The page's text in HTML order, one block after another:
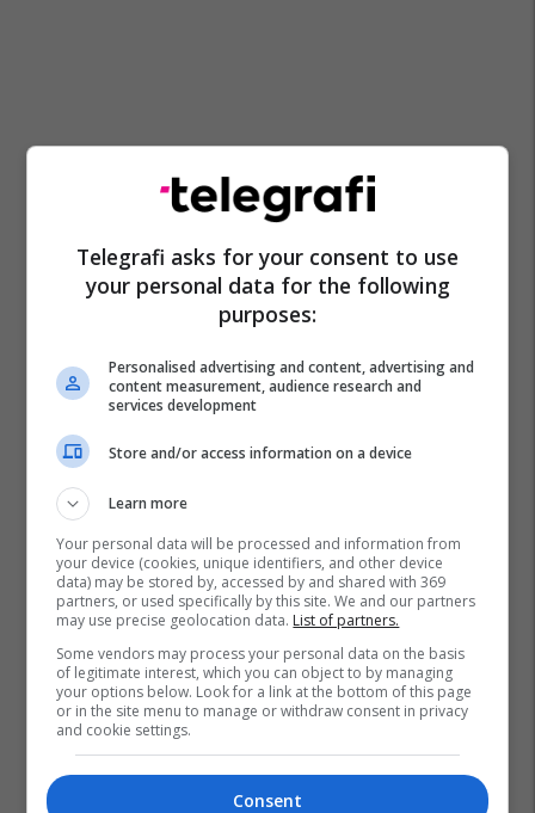
La Liga Andres Iniesta Barcelona
Telegrafi asks for your consent to use
your personal data for the following
purposes:
Personalised advertising and content, advertising and
content measurement, audience research and
services development
Store and/or access information on a device
Learn more
Your personal data will be processed and information from
your device (cookies, unique identifiers, and other device
data) may be stored by, accessed by and shared with 369
partners, or used specifically by this site. We and our partners
may use precise geolocation data. List of partners.
Some vendors may process your personal data on the basis
of legitimate interest, which you can object to by managing
your options below. Look for a link at the bottom of this page
or in the site menu to manage or withdraw consent in privacy
and cookie settings.
Consent